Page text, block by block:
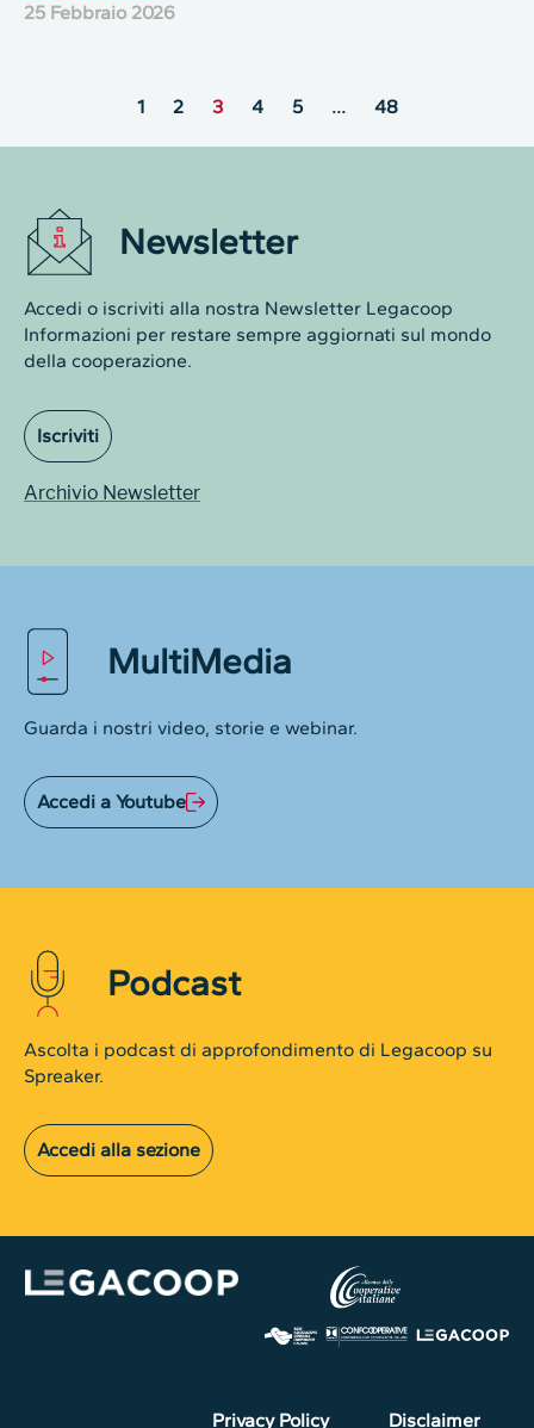
25 Febbraio 2026
1 2 3 4 5 … 48
Newsletter
Accedi o iscriviti alla nostra Newsletter Legacoop
Informazioni per restare sempre aggiornati sul mondo
della cooperazione.
Iscriviti
Archivio Newsletter
MultiMedia
Guarda i nostri video, storie e webinar.
Accedi a Youtube
Podcast
Ascolta i podcast di approfondimento di Legacoop su
Spreaker.
Accedi alla sezione
Privacy Policy
Disclaimer